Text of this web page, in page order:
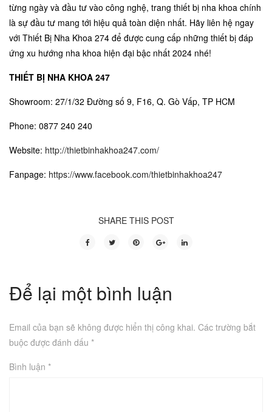
từng ngày và đầu tư vào công nghệ, trang thiết bị nha khoa chính
là sự đầu tư mang tới hiệu quả toàn diện nhất. Hãy liên hệ ngay
với Thiết Bị Nha Khoa 274 để được cung cấp những thiết bị đáp
ứng xu hướng nha khoa hiện đại bậc nhất 2024 nhé!
THIẾT BỊ NHA KHOA 247
Showroom: 27/1/32 Đường số 9, F16, Q. Gò Vấp, TP HCM
Phone: 0877 240 240
Website: http://thietbinhakhoa247.com/
Fanpage: https://www.facebook.com/thietbinhakhoa247
SHARE THIS POST
Để lại một bình luận
Email của bạn sẽ không được hiển thị công khai. Các trường bắt
buộc được đánh dấu *
Bình luận *